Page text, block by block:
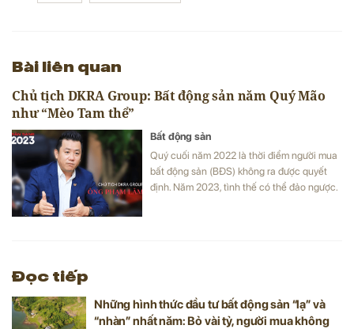
Bài liên quan
Chủ tịch DKRA Group: Bất động sản năm Quý Mão
như “Mèo Tam thể”
Bất động sản
Quý cuối năm 2022 là thời điểm người mua
bất động sản (BĐS) không ra được quyết
định. Năm 2023, tình thế có thể đảo ngược.
Đọc tiếp
Những hình thức đầu tư bất động sản “lạ” và
“nhàn” nhất năm: Bỏ vài tỷ, người mua không